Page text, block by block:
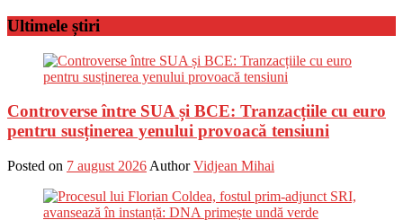
Ultimele știri
Controverse între SUA și BCE: Tranzacțiile cu euro
pentru susținerea yenului provoacă tensiuni
Posted on 7 august 2026 Author Vidjean Mihai